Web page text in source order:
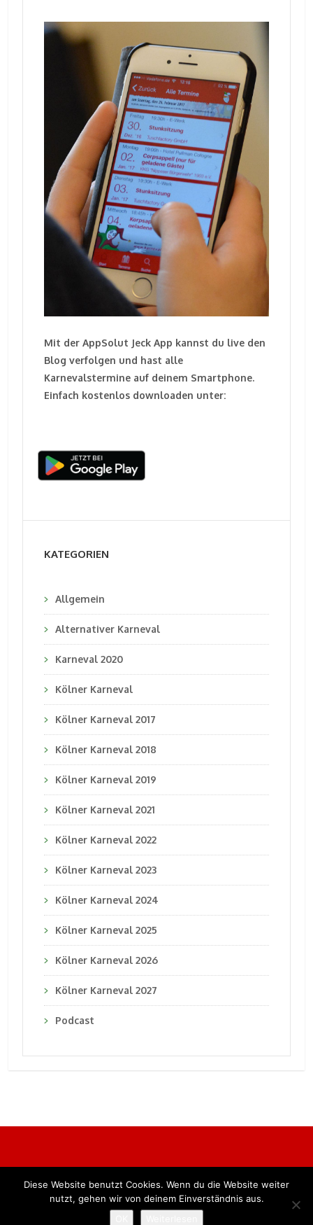
Mit der AppSolut Jeck App kannst du live den
Blog verfolgen und hast alle
Karnevalstermine auf deinem Smartphone.
Einfach kostenlos downloaden unter:
KATEGORIEN
Allgemein
Alternativer Karneval
Karneval 2020
Kölner Karneval
Kölner Karneval 2017
Kölner Karneval 2018
Kölner Karneval 2019
Kölner Karneval 2021
Kölner Karneval 2022
Kölner Karneval 2023
Kölner Karneval 2024
Kölner Karneval 2025
Kölner Karneval 2026
Kölner Karneval 2027
Podcast
Alle Rechte vorbehalten. BKB Verlag GmbH
Diese Website benutzt Cookies. Wenn du die Website weiter
nutzt, gehen wir von deinem Einverständnis aus.